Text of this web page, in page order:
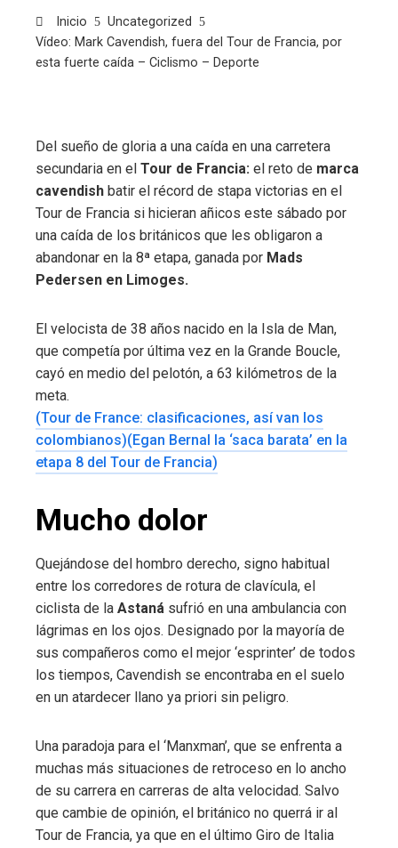
Inicio
Uncategorized
Vídeo: Mark Cavendish, fuera del Tour de Francia, por
esta fuerte caída – Ciclismo – Deporte
Del sueño de gloria a una caída en una carretera
secundaria en el Tour de Francia: el reto de marca
cavendish batir el récord de stapa victorias en el
Tour de Francia si hicieran añicos este sábado por
una caída de los británicos que les obligaron a
abandonar en la 8ª etapa, ganada por Mads
Pedersen en Limoges.
El velocista de 38 años nacido en la Isla de Man,
que competía por última vez en la Grande Boucle,
cayó en medio del pelotón, a 63 kilómetros de la
meta.
(Tour de France: clasificaciones, así van los
colombianos)(Egan Bernal la ‘saca barata’ en la
etapa 8 del Tour de Francia)
Mucho dolor
Quejándose del hombro derecho, signo habitual
entre los corredores de rotura de clavícula, el
ciclista de la Astaná sufrió en una ambulancia con
lágrimas en los ojos. Designado por la mayoría de
sus compañeros como el mejor ‘esprinter’ de todos
los tiempos, Cavendish se encontraba en el suelo
en un atardecer llano ya priori sin peligro.
Una paradoja para el ‘Manxman’, que se enfrenta a
muchas más situaciones de retroceso en lo ancho
de su carrera en carreras de alta velocidad. Salvo
que cambie de opinión, el británico no querrá ir al
Tour de Francia, ya que en el último Giro de Italia